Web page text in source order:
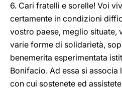
6. Cari fratelli e sorelle! Voi
certamente in condizioni
vostro paese, meglio situate,
varie forme di solidarietà,
benemerita esperimentata
Bonifacio. Ad essa si associa
con cui sostenete ed